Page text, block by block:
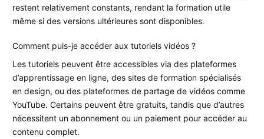
restent relativement constants, rendant la formation utile
même si des versions ultérieures sont disponibles.
Comment puis-je accéder aux tutoriels vidéos ?
Les tutoriels peuvent être accessibles via des plateformes
d’apprentissage en ligne, des sites de formation spécialisés
en design, ou des plateformes de partage de vidéos comme
YouTube. Certains peuvent être gratuits, tandis que d’autres
nécessitent un abonnement ou un paiement pour accéder au
contenu complet.